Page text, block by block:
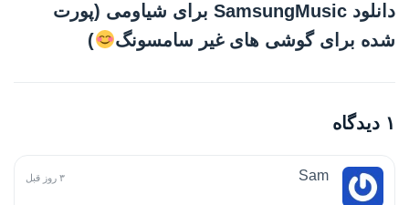
دانلود SamsungMusic برای شیاومی (پورت
شده برای گوشی های غیر سامسونگ
)
۱ دیدگاه
Sam ۳ روز قبل